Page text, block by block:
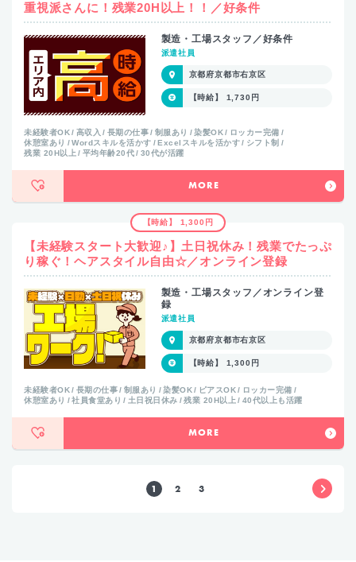
重視派さんに！残業20H以上！！／好条件
製造・工場スタッフ／好条件
派遣社員
京都府京都市右京区
【時給】 1,730円
未経験者OK 高収入 長期の仕事 制服あり 染髪OK
ロッカー完備
休憩室あり
Wordスキルを活かす Excelスキルを活かす
シフト制
残業 20H以上
平均年齢20代 30代が活躍
MORE
【時給】 1,300円
【未経験スタート大歓迎♪】土日祝休み！残業でたっぷ
り稼ぐ！ヘアスタイル自由☆／オンライン登録
製造・工場スタッフ／オンライン登
録
派遣社員
京都府京都市右京区
【時給】 1,300円
未経験者OK 長期の仕事 制服あり 染髪OK ピアスOK
ロッカー完備
休憩室あり
社員食堂あり 土日祝日休み 残業 20H以上 40代以上も活躍
MORE
1 2 3